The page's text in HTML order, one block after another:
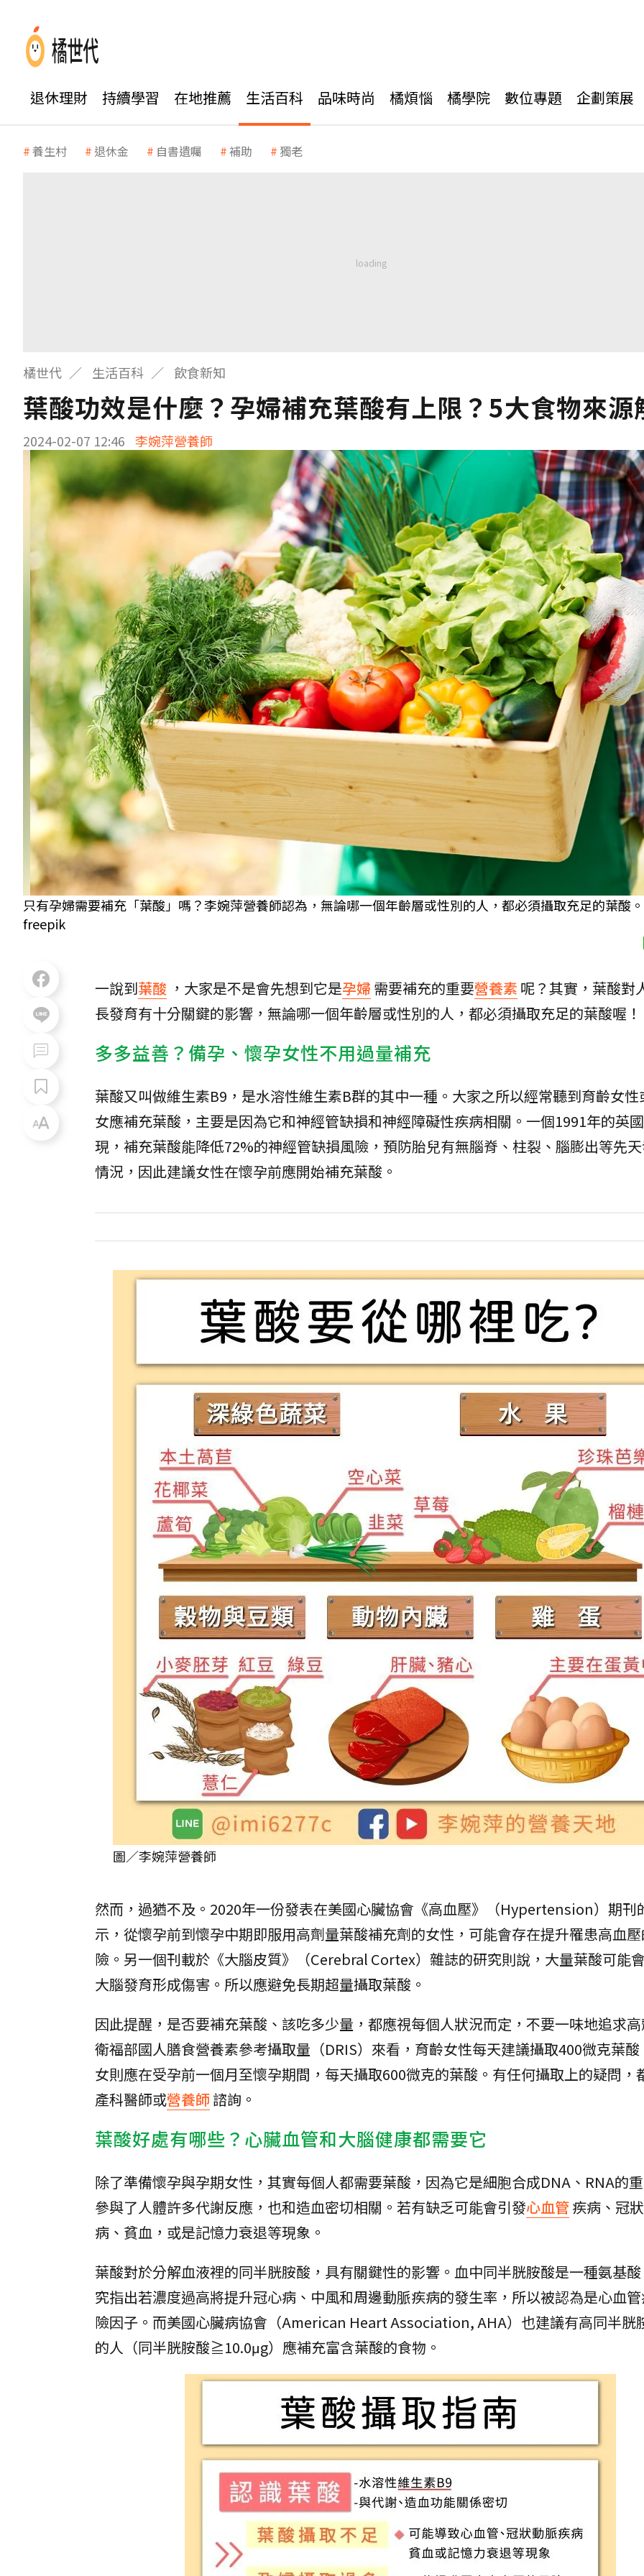
退休理財 持續學習 在地推薦 生活百科 品味時尚 橘煩惱 橘學院 數位專題 企劃策展
養生村 退休金 自書遺囑 補助 獨老
橘世代 生活百科 飲食新知
葉酸功效是什麼？孕婦補充葉酸有上限？5大食物來源
2024-02-07 12:46 李婉萍營養師
只有孕婦需要補充「葉酸」嗎？李婉萍營養師認為，無論哪一個年齡層或性別的人，都必須攝取充足的葉酸
freepik
一說到葉酸 ，大家是不是會先想到它是孕婦 需要補充的重要營養素 呢？其實，葉酸對
長發育有十分關鍵的影響，無論哪一個年齡層或性別的人，都必須攝取充足的葉酸喔！
多多益善？備孕、懷孕女性不用過量補充
葉酸又叫做維生素B9，是水溶性維生素B群的其中一種。大家之所以經常聽到育齡女性
女應補充葉酸，主要是因為它和神經管缺損和神經障礙性疾病相關。一個1991年的英
現，補充葉酸能降低72%的神經管缺損風險，預防胎兒有無腦脊、柱裂、腦膨出等先
情況，因此建議女性在懷孕前應開始補充葉酸。
圖／李婉萍營養師
然而，過猶不及。2020年一份發表在美國心臟協會《高血壓》（Hypertension）期刊
示，從懷孕前到懷孕中期即服用高劑量葉酸補充劑的女性，可能會存在提升罹患高血
險。另一個刊載於《大腦皮質》（Cerebral Cortex）雜誌的研究則說，大量葉酸可能
大腦發育形成傷害。所以應避免長期超量攝取葉酸。
因此提醒，是否要補充葉酸、該吃多少量，都應視每個人狀況而定，不要一味地追求
衛福部國人膳食營養素參考攝取量（DRIS）來看，育齡女性每天建議攝取400微克葉
女則應在受孕前一個月至懷孕期間，每天攝取600微克的葉酸。有任何攝取上的疑問，
產科醫師或營養師諮詢。
葉酸好處有哪些？心臟血管和大腦健康都需要它
除了準備懷孕與孕期女性，其實每個人都需要葉酸，因為它是細胞合成DNA、RNA的
參與了人體許多代謝反應，也和造血密切相關。若有缺乏可能會引發心血管疾病、冠
病、貧血，或是記憶力衰退等現象。
葉酸對於分解血液裡的同半胱胺酸，具有關鍵性的影響。血中同半胱胺酸是一種氨基
究指出若濃度過高將提升冠心病、中風和周邊動脈疾病的發生率，所以被認為是心血
險因子。而美國心臟病協會（American Heart Association, AHA）也建議有高同半胱
的人（同半胱胺酸≧10.0μg）應補充富含葉酸的食物。